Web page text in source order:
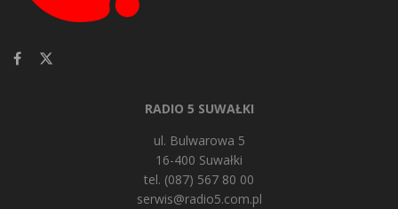
RADIO 5 SUWAŁKI
ul. Bulwarowa 5
16-400 Suwałki
tel. (087) 567 80 00
serwis@radio5.com.pl